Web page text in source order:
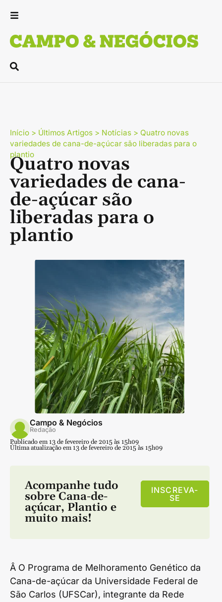
Início > Últimos Artigos > Notícias > Quatro novas
variedades de cana-de-açúcar são liberadas para o
plantio
Quatro novas
variedades de cana-
de-açúcar são
liberadas para o
plantio
Campo & Negócios
Redação
Publicado em 13 de fevereiro de 2015 às 15h09
Última atualização em 13 de fevereiro de 2015 às 15h09
Acompanhe tudo
sobre Cana-de-
açúcar, Plantio e
muito mais!
INSCREVA-
SE
Â O Programa de Melhoramento Genético da
Cana-de-açúcar da Universidade Federal de
São Carlos (UFSCar), integrante da Rede